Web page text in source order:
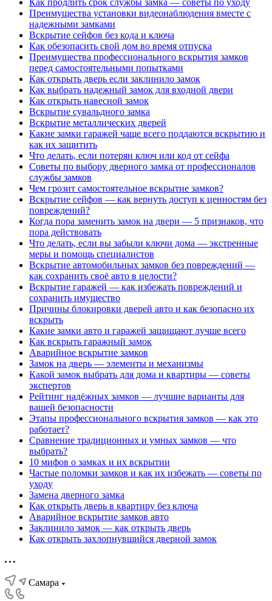
Как продлить срок службы замка — советы по уходу
Преимущества установки видеонаблюдения вместе с
надежными замками
Вскрытие сейфов без кода и ключа
Как обезопасить свой дом во время отпуска
Преимущества профессионального вскрытия замков
перед самостоятельными попытками
Как открыть дверь если заклинило замок
Как выбрать надежный замок для входной двери
Как открыть навесной замок
Вскрытие сувальдного замка
Вскрытие металлических дверей
Какие замки гаражей чаще всего поддаются вскрытию и
как их защитить
Что делать, если потерян ключ или код от сейфа
Советы по выбору дверного замка от профессионалов
службы замков
Чем грозит самостоятельное вскрытие замков?
Вскрытие сейфов — как вернуть доступ к ценностям без
повреждений?
Когда пора заменить замок на двери — 5 признаков, что
пора действовать
Что делать, если вы забыли ключи дома — экстренные
меры и помощь специалистов
Вскрытие автомобильных замков без повреждений —
как сохранить своё авто в целости?
Вскрытие гаражей — как избежать повреждений и
сохранить имущество
Причины блокировки дверей авто и как безопасно их
вскрыть
Какие замки авто и гаражей защищают лучше всего
Как вскрыть гаражный замок
Аварийное вскрытие замков
Замок на дверь — элементы и механизмы
Какой замок выбрать для дома и квартиры — советы
экспертов
Рейтинг надёжных замков — лучшие варианты для
вашей безопасности
Этапы профессионального вскрытия замков — как это
работает?
Сравнение традиционных и умных замков — что
выбрать?
10 мифов о замках и их вскрытии
Частые поломки замков и как их избежать — советы по
уходу
Замена дверного замка
Как открыть дверь в квартиру без ключа
Аварийное вскрытие замков авто
Заклинило замок — как открыть дверь
Как открыть захлопнувшийся дверной замок
Самара